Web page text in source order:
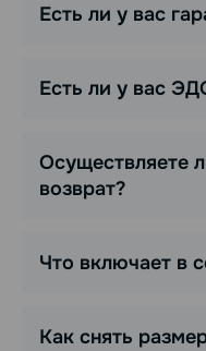
Есть ли у вас
Есть ли у вас
Осуществляете
возврат?
Что включает в
Как снять